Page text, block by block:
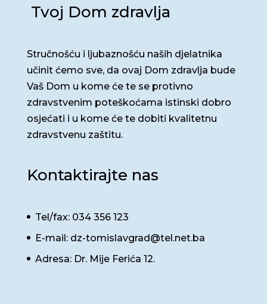
Tvoj Dom zdravlja
Stručnošću i ljubaznošću naših djelatnika
učinit ćemo sve, da ovaj Dom zdravlja bude
Vaš Dom u kome će te se protivno
zdravstvenim poteškoćama istinski dobro
osjećati i u kome će te dobiti kvalitetnu
zdravstvenu zaštitu.
Kontaktirajte nas
Tel/fax: 034 356 123
E-mail: dz-tomislavgrad@tel.net.ba
Adresa: Dr. Mije Ferića 12.